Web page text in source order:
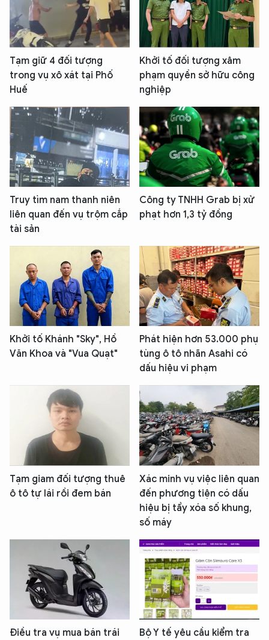
Tạm giữ 4 đối tượng
trong vụ xô xát tại Phố
Huế
Khởi tố đối tượng xâm
phạm quyền sở hữu công
nghiệp
Truy tìm nam thanh niên
liên quan đến vụ trộm cắp
tài sản
Công ty TNHH Grab bị xử
phạt hơn 1,3 tỷ đồng
Khởi tố Khánh "Sky", Hồ
Văn Khoa và "Vua Quạt"
Phát hiện hơn 53.000 phụ
tùng ô tô nhãn Asahi có
dấu hiệu vi phạm
Tạm giam đối tượng thuê
ô tô tự lái rồi đem bán
Xác minh vụ việc liên quan
đến phương tiện có dấu
hiệu bị tẩy xóa số khung,
số máy
Điều tra vụ mua bán trái
Bộ Y tế yêu cầu kiểm tra